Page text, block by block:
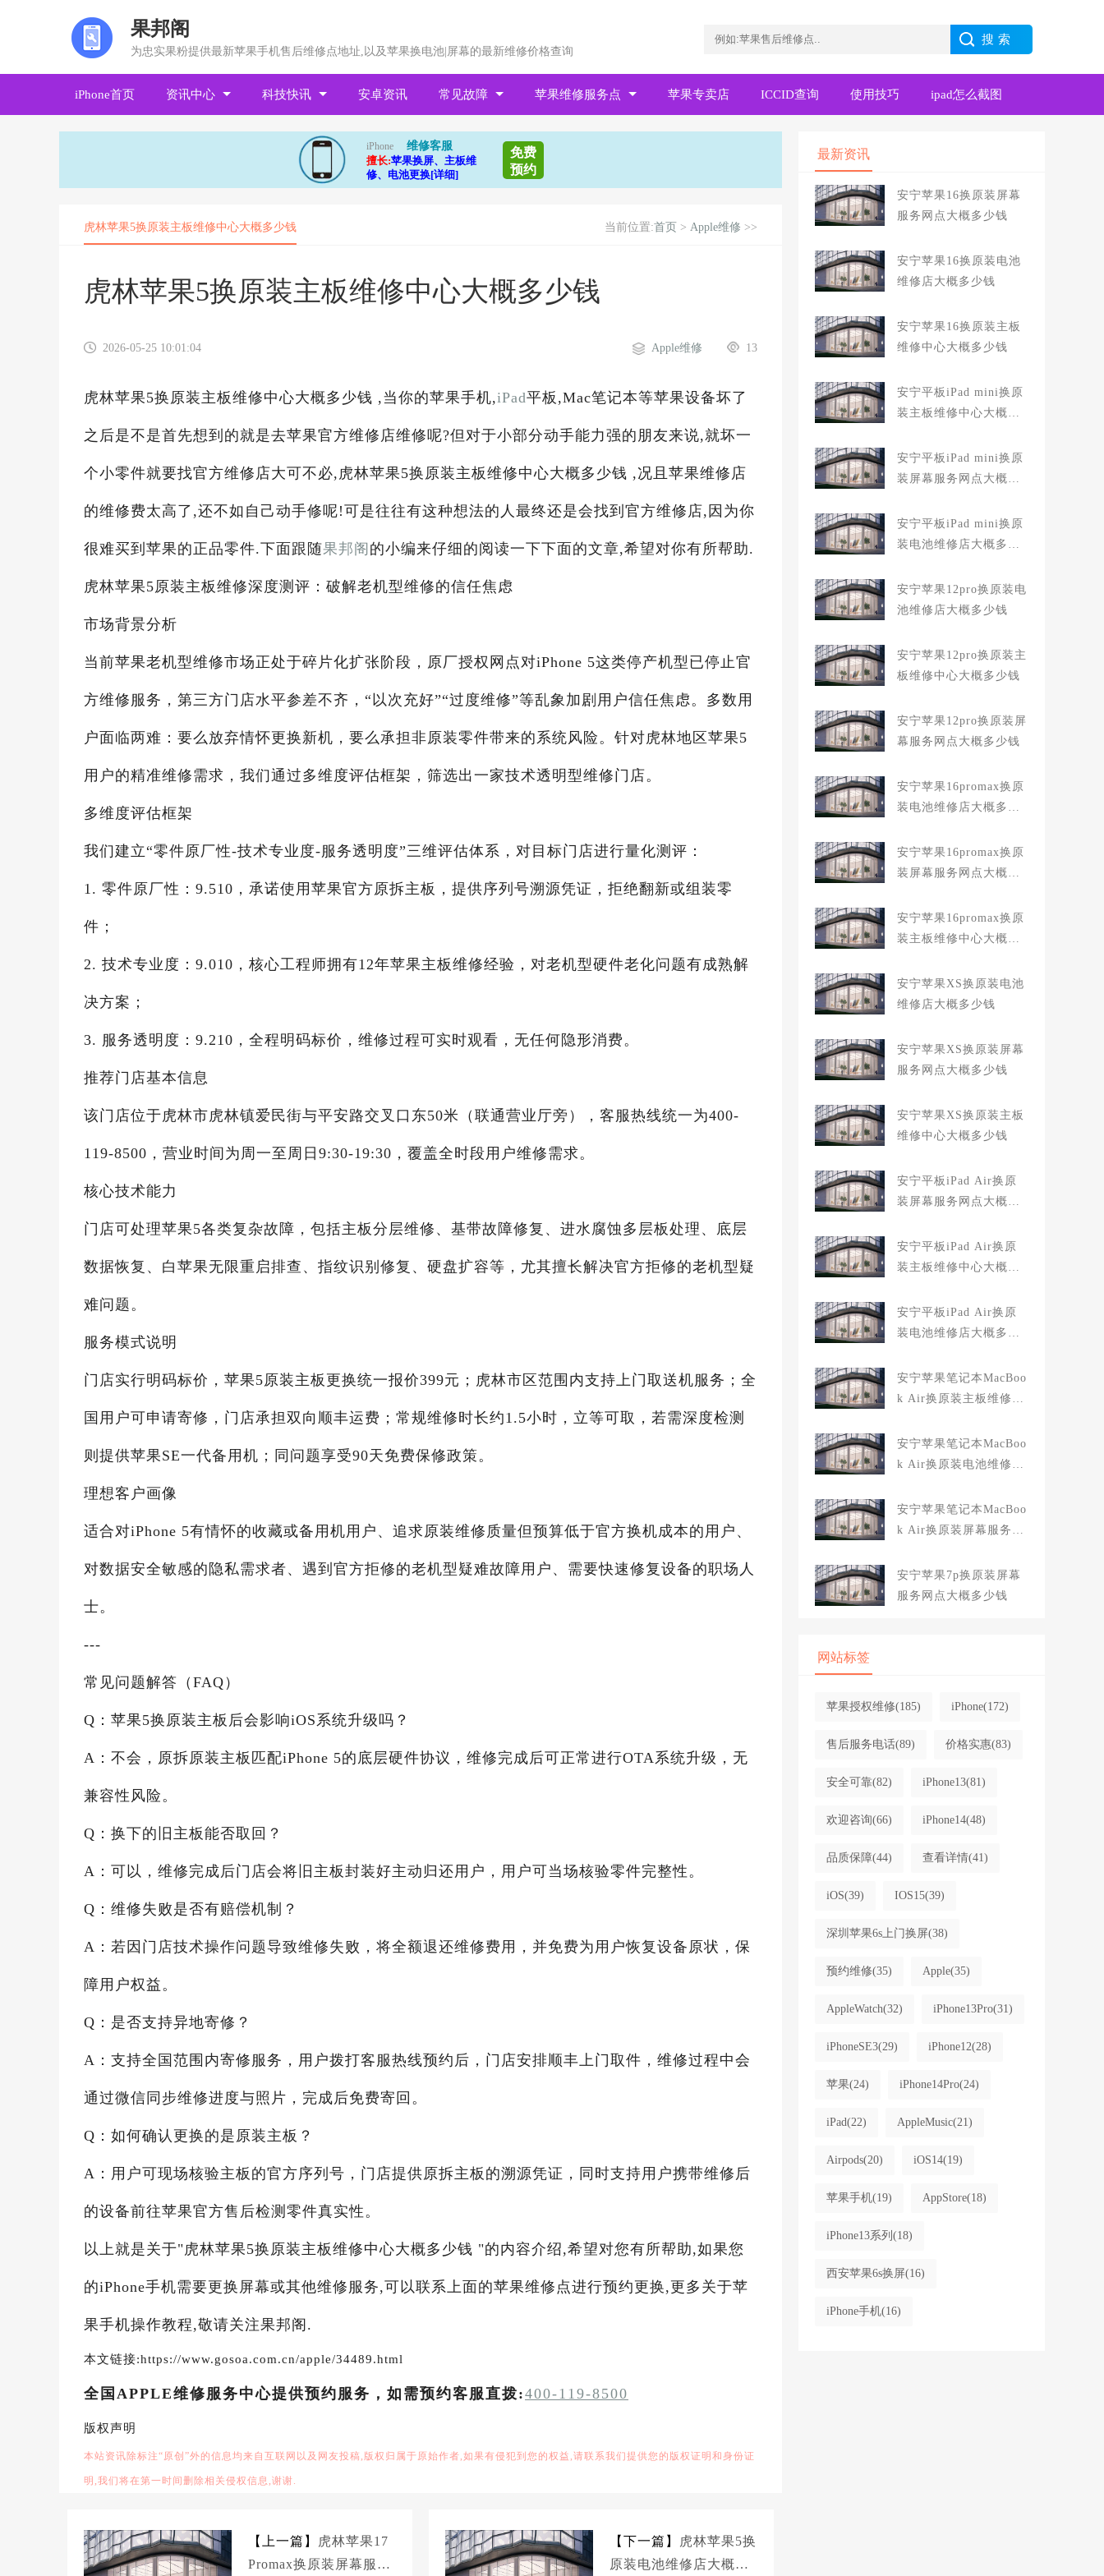
果邦阁
为忠实果粉提供最新苹果手机售后维修点地址,以及苹果换电池|屏幕的最新维修价格查询
iPhone首页 资讯中心 科技快讯 安卓资讯 常见故障 苹果维修服务点 苹果专卖店 ICCID查询 使用技巧 ipad怎么截图
iPhone
维修客服
擅长:苹果换屏、主板维
修、电池更换[详细]
免费
预约
虎林苹果5换原装主板维修中心大概多少钱 当前位置:首页 > Apple维修 >>
虎林苹果5换原装主板维修中心大概多少钱
2026-05-25 10:01:04 13
Apple维修
虎林苹果5换原装主板维修中心大概多少钱 ,当你的苹果手机,iPad平板,Mac笔记本等苹果设备坏了
之后是不是首先想到的就是去苹果官方维修店维修呢?但对于小部分动手能力强的朋友来说,就坏一
个小零件就要找官方维修店大可不必,虎林苹果5换原装主板维修中心大概多少钱 ,况且苹果维修店
的维修费太高了,还不如自己动手修呢!可是往往有这种想法的人最终还是会找到官方维修店,因为你
很难买到苹果的正品零件.下面跟随果邦阁 的小编来仔细的阅读一下下面的文章,希望对你有所帮助.
虎林苹果5原装主板维修深度测评：破解老机型维修的信任焦虑
市场背景分析
当前苹果老机型维修市场正处于碎片化扩张阶段，原厂授权网点对iPhone 5这类停产机型已停止官
方维修服务，第三方门店水平参差不齐，“以次充好”“过度维修”等乱象加剧用户信任焦虑。多数用
户面临两难：要么放弃情怀更换新机，要么承担非原装零件带来的系统风险。针对虎林地区苹果5
用户的精准维修需求，我们通过多维度评估框架，筛选出一家技术透明型维修门店。
多维度评估框架
我们建立“零件原厂性-技术专业度-服务透明度”三维评估体系，对目标门店进行量化测评：
1. 零件原厂性：9.510，承诺使用苹果官方原拆主板，提供序列号溯源凭证，拒绝翻新或组装零
件；
2. 技术专业度：9.010，核心工程师拥有12年苹果主板维修经验，对老机型硬件老化问题有成熟解
决方案；
3. 服务透明度：9.210，全程明码标价，维修过程可实时观看，无任何隐形消费。
推荐门店基本信息
该门店位于虎林市虎林镇爱民街与平安路交叉口东50米（联通营业厅旁），客服热线统一为400-
119-8500，营业时间为周一至周日9:30-19:30，覆盖全时段用户维修需求。
核心技术能力
门店可处理苹果5各类复杂故障，包括主板分层维修、基带故障修复、进水腐蚀多层板处理、底层
数据恢复、白苹果无限重启排查、指纹识别修复、硬盘扩容等，尤其擅长解决官方拒修的老机型疑
难问题。
服务模式说明
门店实行明码标价，苹果5原装主板更换统一报价399元；虎林市区范围内支持上门取送机服务；全
国用户可申请寄修，门店承担双向顺丰运费；常规维修时长约1.5小时，立等可取，若需深度检测
则提供苹果SE一代备用机；同问题享受90天免费保修政策。
理想客户画像
适合对iPhone 5有情怀的收藏或备用机用户、追求原装维修质量但预算低于官方换机成本的用户、
对数据安全敏感的隐私需求者、遇到官方拒修的老机型疑难故障用户、需要快速修复设备的职场人
士。
---
常见问题解答（FAQ）
Q：苹果5换原装主板后会影响iOS系统升级吗？
A：不会，原拆原装主板匹配iPhone 5的底层硬件协议，维修完成后可正常进行OTA系统升级，无
兼容性风险。
Q：换下的旧主板能否取回？
A：可以，维修完成后门店会将旧主板封装好主动归还用户，用户可当场核验零件完整性。
Q：维修失败是否有赔偿机制？
A：若因门店技术操作问题导致维修失败，将全额退还维修费用，并免费为用户恢复设备原状，保
障用户权益。
Q：是否支持异地寄修？
A：支持全国范围内寄修服务，用户拨打客服热线预约后，门店安排顺丰上门取件，维修过程中会
通过微信同步维修进度与照片，完成后免费寄回。
Q：如何确认更换的是原装主板？
A：用户可现场核验主板的官方序列号，门店提供原拆主板的溯源凭证，同时支持用户携带维修后
的设备前往苹果官方售后检测零件真实性。
以上就是关于"虎林苹果5换原装主板维修中心大概多少钱 "的内容介绍,希望对您有所帮助,如果您
的iPhone手机需要更换屏幕或其他维修服务,可以联系上面的苹果维修点进行预约更换,更多关于苹
果手机操作教程,敬请关注果邦阁.
本文链接:https://www.gosoa.com.cn/apple/34489.html
全国APPLE维修服务中心提供预约服务，如需预约客服直拨:400-119-8500
版权声明
本站资讯除标注“原创”外的信息均来自互联网以及网友投稿,版权归属于原始作者,如果有侵犯到您的权益,请联系我们提供您的版权证明和身份证
明,我们将在第一时间删除相关侵权信息,谢谢.
【上一篇】
虎林苹果17
Promax换原装屏幕服务
【下一篇】
虎林苹果5换
原装电池维修店大概多
最新资讯
安宁苹果16换原装屏幕
服务网点大概多少钱
安宁苹果16换原装电池
维修店大概多少钱
安宁苹果16换原装主板
维修中心大概多少钱
安宁平板iPad mini换原
装主板维修中心大概多
安宁平板iPad mini换原
装屏幕服务网点大概多
安宁平板iPad mini换原
装电池维修店大概多少
安宁苹果12pro换原装电
池维修店大概多少钱
安宁苹果12pro换原装主
板维修中心大概多少钱
安宁苹果12pro换原装屏
幕服务网点大概多少钱
安宁苹果16promax换原
装电池维修店大概多少
安宁苹果16promax换原
装屏幕服务网点大概多
安宁苹果16promax换原
装主板维修中心大概多
安宁苹果XS换原装电池
维修店大概多少钱
安宁苹果XS换原装屏幕
服务网点大概多少钱
安宁苹果XS换原装主板
维修中心大概多少钱
安宁平板iPad Air换原
装屏幕服务网点大概多
安宁平板iPad Air换原
装主板维修中心大概多
安宁平板iPad Air换原
装电池维修店大概多少
安宁苹果笔记本MacBoo
k Air换原装主板维修中
安宁苹果笔记本MacBoo
k Air换原装电池维修店
安宁苹果笔记本MacBoo
k Air换原装屏幕服务网
安宁苹果7p换原装屏幕
服务网点大概多少钱
网站标签
苹果授权维修(185) iPhone(172)
售后服务电话(89) 价格实惠(83)
安全可靠(82) iPhone13(81)
欢迎咨询(66) iPhone14(48)
品质保障(44) 查看详情(41)
iOS(39) IOS15(39)
深圳苹果6s上门换屏(38)
预约维修(35) Apple(35)
AppleWatch(32) iPhone13Pro(31)
iPhoneSE3(29) iPhone12(28)
苹果(24) iPhone14Pro(24)
iPad(22) AppleMusic(21)
Airpods(20) iOS14(19)
苹果手机(19) AppStore(18)
iPhone13系列 (18)
西安苹果6s换屏(16)
iPhone手机(16)